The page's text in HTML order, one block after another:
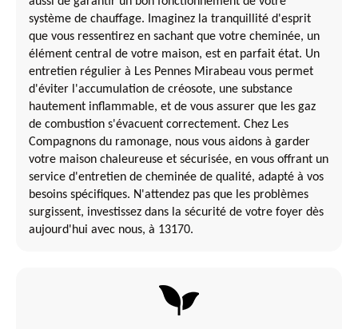
système de chauffage. Imaginez la tranquillité d'esprit
que vous ressentirez en sachant que votre cheminée, un
élément central de votre maison, est en parfait état. Un
entretien régulier à Les Pennes Mirabeau vous permet
d'éviter l'accumulation de créosote, une substance
hautement inflammable, et de vous assurer que les gaz
de combustion s'évacuent correctement. Chez Les
Compagnons du ramonage, nous vous aidons à garder
votre maison chaleureuse et sécurisée, en vous offrant un
service d'entretien de cheminée de qualité, adapté à vos
besoins spécifiques. N'attendez pas que les problèmes
surgissent, investissez dans la sécurité de votre foyer dès
aujourd'hui avec nous, à 13170.